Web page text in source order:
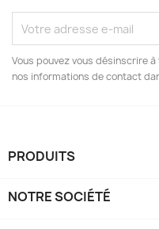
Vous pouvez vous désinscrire
nos informations de contact
PRODUITS
NOTRE SOCIÉTÉ